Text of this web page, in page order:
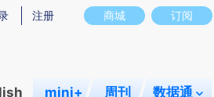
存在偏差。不代表财新观点和立场。推荐点击
商城 订阅
注册
mini+ 周刊 数据通